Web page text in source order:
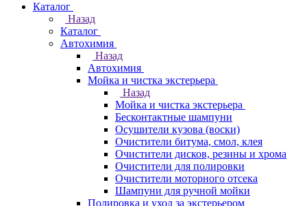
Каталог
Назад
Каталог
Автохимия
Назад
Автохимия
Мойка и чистка экстерьера
Назад
Мойка и чистка экстерьера
Бесконтактные шампуни
Осушители кузова (воски)
Очистители битума, смол, клея
Очистители дисков, резины и хрома
Очистители для полировки
Очистители моторного отсека
Шампуни для ручной мойки
Полировка и уход за экстерьером